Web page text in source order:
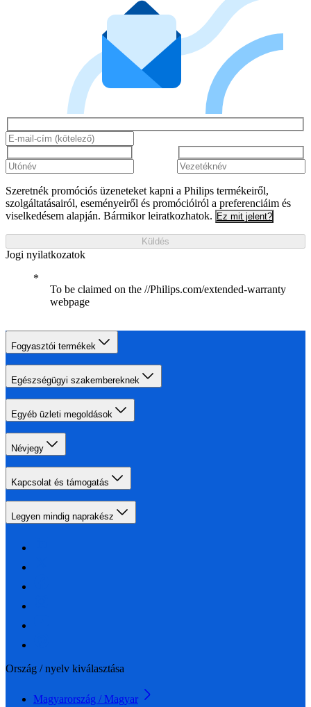
Szeretnék promóciós üzeneteket kapni a Philips termékeiről,
szolgáltatásairól, eseményeiről és promócióiról a preferenciáim és
viselkedésem alapján. Bármikor leiratkozhatok. Ez mit jelent?
Küldés
Jogi nyilatkozatok
To be claimed on the //Philips.com/extended-warranty
webpage
Fogyasztói termékek
Egészségügyi szakembereknek
Egyéb üzleti megoldások
Névjegy
Kapcsolat és támogatás
Legyen mindig naprakész
Ország / nyelv kiválasztása
Magyarország / Magyar